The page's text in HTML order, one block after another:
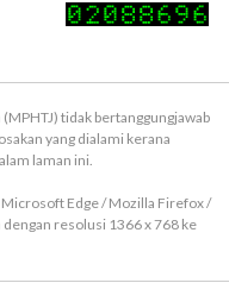
tidak bertanggungjawab
yang dialami kerana
laman ini.
Edge / Mozilla Firefox /
resolusi 1366 x 768 ke